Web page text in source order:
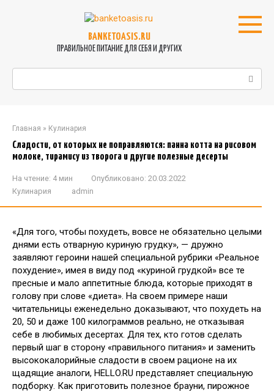
BANKETOASIS.RU
ПРАВИЛЬНОЕ ПИТАНИЕ ДЛЯ СЕБЯ И ДРУГИХ
Главная » Кулинария
Сладости, от которых не поправляются: панна котта на рисовом
молоке, тирамису из творога и другие полезные десерты
На чтение: 4 мин Опубликовано: 20.03.2022
Кулинария
admin
«Для того, чтобы похудеть, вовсе не обязательно целыми
днями есть отварную куриную грудку», — дружно
заявляют героини нашей специальной рубрики «Реальное
похудение», имея в виду под «куриной грудкой» все те
пресные и мало аппетитные блюда, которые приходят в
голову при слове «диета». На своем примере наши
читательницы еженедельно доказывают, что похудеть на
20, 50 и даже 100 килограммов реально, не отказывая
себе в любимых десертах. Для тех, кто готов сделать
первый шаг в сторону «правильного питания» и заменить
высококалорийные сладости в своем рационе на их
щадящие аналоги, HELLO.RU представляет специальную
подборку. Как приготовить полезное брауни, пирожное